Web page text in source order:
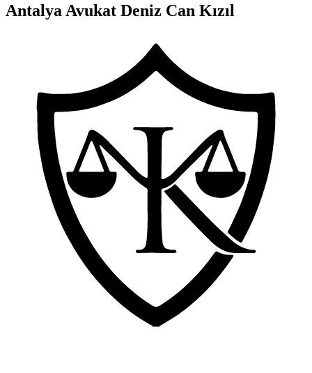
Antalya Avukat Deniz Can Kızıl